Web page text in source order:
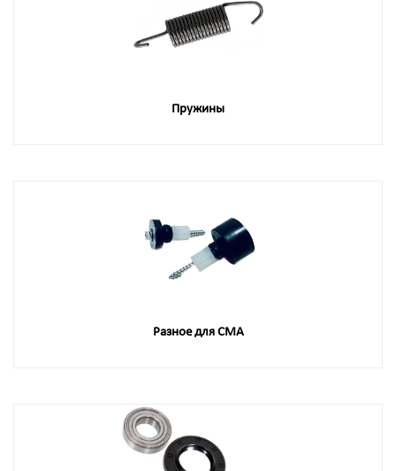
Пружины
Разное для СМА